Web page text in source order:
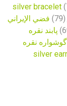
silver bracelet
فضي الإيراني (79)
پابند نقره
گوشواره نقره
silver